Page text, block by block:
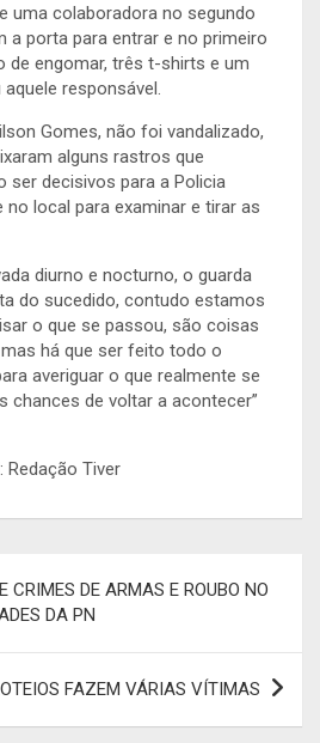
uma colaboradora no segundo
a porta para entrar e no primeiro
de engomar, três t-shirts e um
aquele responsável.
Gomes, não foi vandalizado,
alguns rastros que
ser decisivos para a Policia
no local para examinar e tirar as
diurno e nocturno, o guarda
do sucedido, contudo estamos
o que se passou, são coisas
há que ser feito todo o
averiguar o que realmente se
chances de voltar a acontecer”
Tiver
CRIMES DE ARMAS E ROUBO NO
DA PN
FAZEM VÁRIAS VÍTIMAS